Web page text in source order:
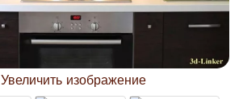
Увеличить изображение